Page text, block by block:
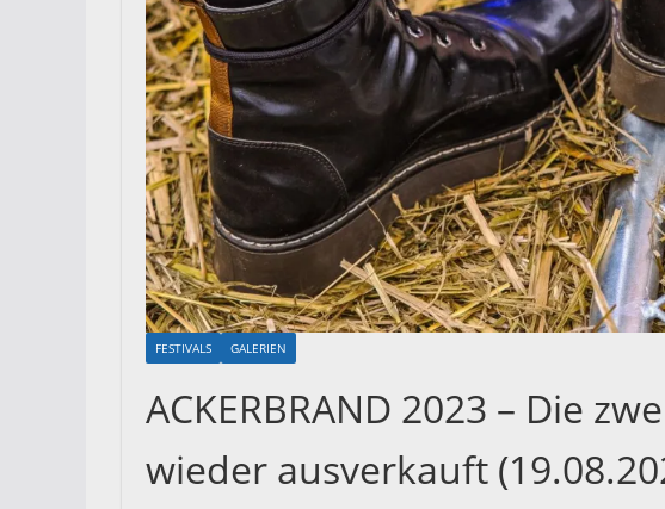
FESTIVALS GALERIEN
ACKERBRAND 2023 – Die
wieder ausverkauft